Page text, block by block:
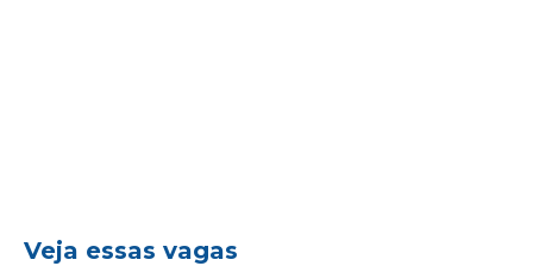
Veja essas vagas